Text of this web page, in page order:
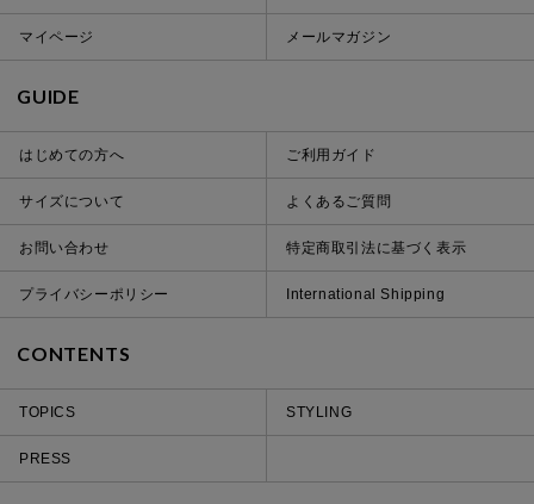
マイページ メールマガジン
GUIDE
はじめての方へ ご利用ガイド
サイズについて よくあるご質問
お問い合わせ 特定商取引法に基づく表示
プライバシーポリシー International Shipping
CONTENTS
TOPICS STYLING
PRESS